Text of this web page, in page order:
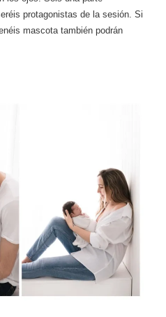
protagonistas de la sesión. Si
mascota también podrán